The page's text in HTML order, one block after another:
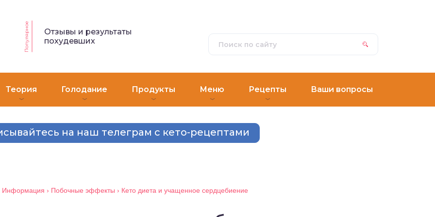
Популярное
Отзывы и результаты
похудевших
Теория Голодание Продукты Меню Рецепты Ваши вопросы
на наш телеграм с кето-рецептами
Информация › Побочные эффекты › Кето диета и учащенное сердцебиение